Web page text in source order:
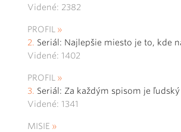
Videné: 2382
PROFIL
Seriál: Najlepšie miesto je to, kde
Videné: 1402
PROFIL
Seriál: Za každým spisom je
Videné: 1341
MISIE